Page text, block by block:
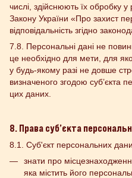
числі, здійснюють їх обробку
Закону України «Про захист
відповідальність згідно
7.8. Персональні дані не
це необхідно для мети, для
у будь-якому разі не довше
визначеного згодою суб’єкта
цих даних.
8. Права суб’єкта
8.1. Суб'єкт персональних
знати про
яка містить його